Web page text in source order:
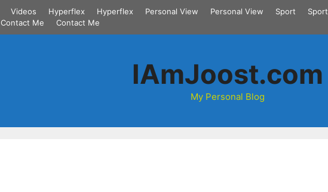
Videos Hyperflex Hyperflex Personal View Personal View Sport Sport
Contact Me Contact Me
IAmJoost.com
My Personal Blog